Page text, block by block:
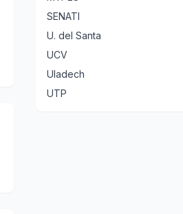
SENATI
U. del Santa
UCV
Uladech
UTP